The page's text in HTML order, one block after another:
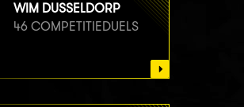
WIM DUSSELDORP
46 COMPETITIEDUELS